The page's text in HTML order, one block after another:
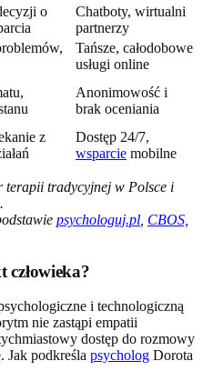
o
Chatboty, wirtualni
partnerzy
Tańsze, całodobowe
usługi online
Anonimowość i
brak oceniania
z
Dostęp 24/7,
wsparcie mobilne
terapii tradycyjnej w Polsce i
psychologuj.pl CBOS,
człowieka?
i technologiczną
nie zastąpi empatii
dostęp do rozmowy
Jak podkreśla psycholog Dorota